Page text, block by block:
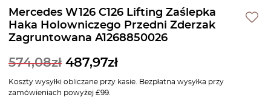
Mercedes W126 C126 Lifting Zaślepka
Haka Holowniczego Przedni Zderzak
Zagruntowana A1268850026
574,08zł 487,97zł
Koszty wysyłki obliczane przy kasie. Bezpłatna wysyłka przy
zamówieniach powyżej £99.